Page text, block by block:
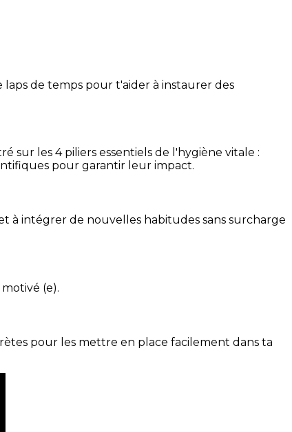
de temps pour t'aider à instaurer des
sur les 4 piliers essentiels de l'hygiène vitale :
pour garantir leur impact.
à intégrer de nouvelles habitudes sans surcharge
(e).
pour les mettre en place facilement dans ta